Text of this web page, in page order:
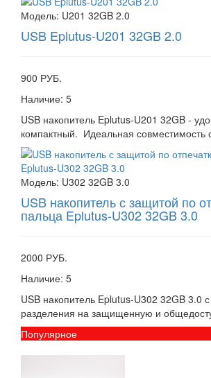
Модель: U201 32GB 2.0
USB Eplutus-U201 32GB 2.0
900 РУБ.
Наличие: 5
USB накопитель Eplutus-U201 32GB -
компактный. Идеальная
Модель: U302 32GB 3.0
USB накопитель с защитой по
пальца Eplutus-U302 32GB 3.0
2000 РУБ.
Наличие: 5
USB накопитель Eplutus-U302 32GB 3.0
разделения на защищенную и
Популярное